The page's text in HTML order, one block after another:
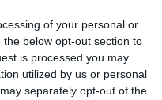
of your personal or
below opt-out section to
is processed you may
utilized by us or personal
separately opt-out of the
a